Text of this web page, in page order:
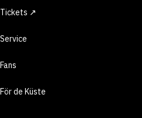
Tickets ↗
Service
Fans
För de Küste